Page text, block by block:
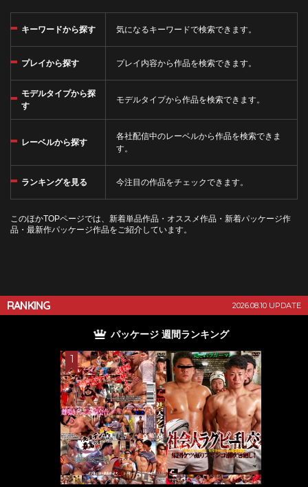
キーワードから探す 気になるキーワードで検索できます。
プレイから探す プレイ内容から作品を検索できます。
モデルタイプから探
す
モデルタイプから作品を検索できます。
レーベルから探す
各社配信中のレーベルから作品を検索できま
す。
ランキングを見る 今注目の作品をチェックできます。
このほかTOPページでは、新着単品作品・オススメ作品・新着パッケージ作
品・最新作パッケージ作品をご紹介しています。
RANKING 2026.08.10 UPDATE
パッケージ 週間ランキング